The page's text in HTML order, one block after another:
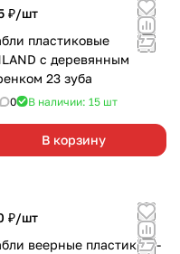
₽/шт
пластиковые
с деревянным
23 зуба
0 В наличии: 15 шт
В корзину
₽/шт
веерные пластик EP-